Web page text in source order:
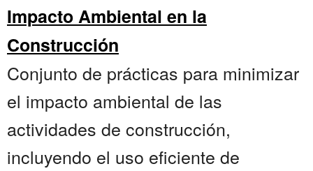
Impacto Ambiental en la
Construcción
Conjunto de prácticas para minimizar
el impacto ambiental de las
actividades de construcción,
incluyendo el uso eficiente de